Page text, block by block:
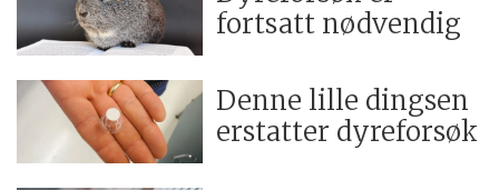
fortsatt nødvendig
Denne lille dingsen
erstatter dyreforsøk